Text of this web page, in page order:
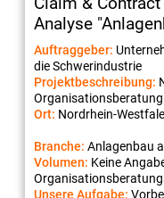
Analyse
Auftraggeber:
die Schwerindustrie
Projektbeschreibung:
Ort: Nordrhein-
Branche: Anlagenbau
Volumen: Keine
Unsere Aufgabe: